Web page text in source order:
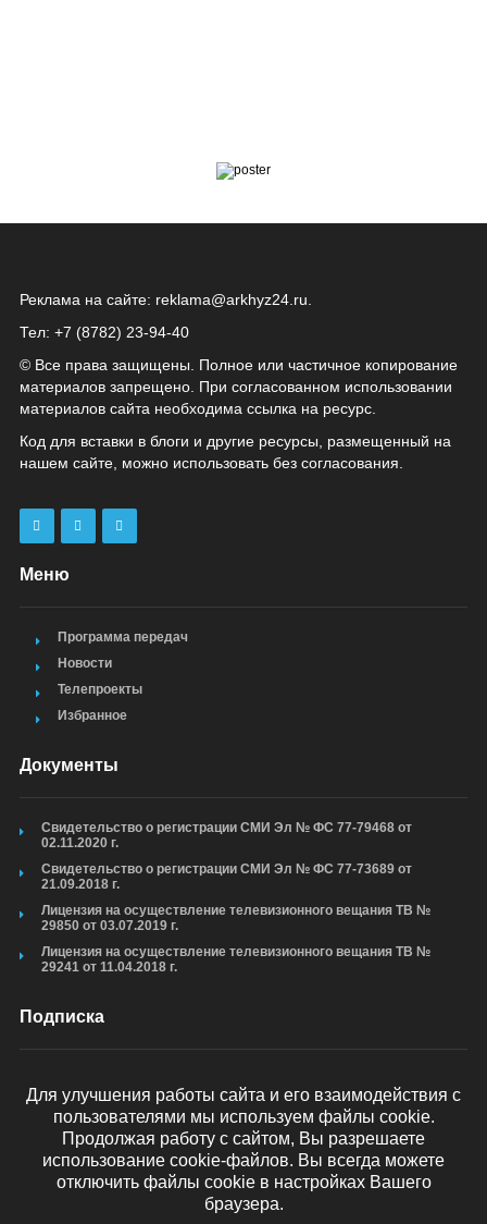
Реклама на сайте: reklama@arkhyz24.ru
Тел: +7 (8782) 23‑94‑40
© Все права защищены. Полное или частичное копирование
материалов запрещено. При согласованном использовании
материалов сайта необходима ссылка на ресурс.
Код для вставки в блоги и другие ресурсы, размещенный на
нашем сайте, можно использовать без согласования.
Меню
Программа передач
Новости
Телепроекты
Избранное
Документы
Свидетельство о регистрации СМИ Эл № ФС 77-79468 от
02.11.2020 г.
Свидетельство о регистрации СМИ Эл № ФС 77-73689 от
21.09.2018 г.
Лицензия на осуществление телевизионного вещания ТВ №
29850 от 03.07.2019 г.
Лицензия на осуществление телевизионного вещания ТВ №
29241 от 11.04.2018 г.
Подписка
ОТПРАВИТЬ
Для улучшения работы сайта и его взаимодействия с
пользователями мы используем файлы cookie.
Продолжая работу с сайтом, Вы разрешаете
использование cookie-файлов. Вы всегда можете
отключить файлы cookie в настройках Вашего
браузера.